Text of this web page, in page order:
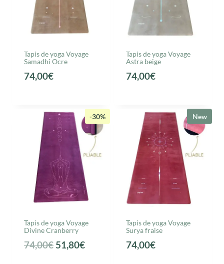
Tapis de yoga Voyage
Samadhi Ocre
74,00€
Tapis de yoga Voyage
Astra beige
74,00€
-30%
Tapis de yoga Voyage
Divine Cranberry
74,00€ L
51,80€L
New
Tapis de yoga Voyage
Surya fraise
74,00€